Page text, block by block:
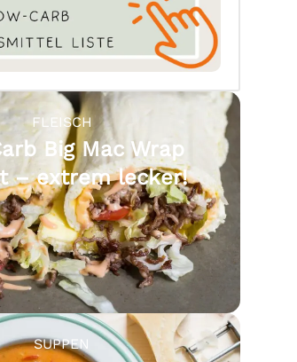
FLEISCH
Big Mac Wrap
– extrem lecker!
SUPPEN